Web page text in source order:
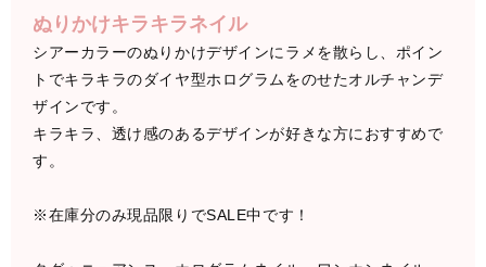
ぬりかけキラキラネイル
シアーカラーのぬりかけデザインにラメを散らし、ポイン
トでキラキラのダイヤ型ホログラムをのせたオルチャンデ
ザインです。
キラキラ、透け感のあるデザインが好きな方におすすめで
す。
※在庫分のみ現品限りでSALE中です！